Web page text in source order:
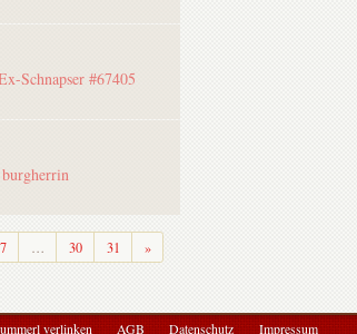
Schnapser #67405
burgherrin
… 30 31 »Weiter
verlinken AGB Datenschutz Impressum